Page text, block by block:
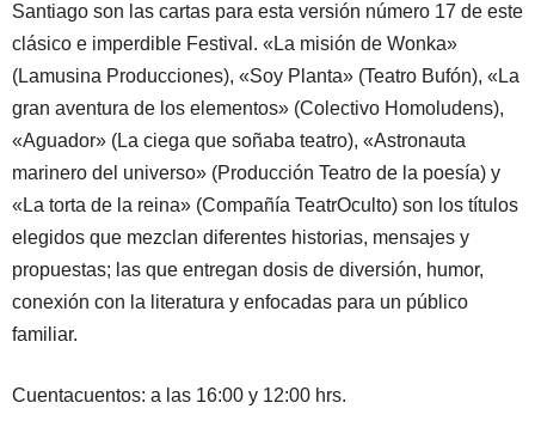
Santiago son las cartas para esta versión número 17 de este
clásico e imperdible Festival. «La misión de Wonka»
(Lamusina Producciones), «Soy Planta» (Teatro Bufón), «La
gran aventura de los elementos» (Colectivo Homoludens),
«Aguador» (La ciega que soñaba teatro), «Astronauta
marinero del universo» (Producción Teatro de la poesía) y
«La torta de la reina» (Compañía TeatrOculto) son los títulos
elegidos que mezclan diferentes historias, mensajes y
propuestas; las que entregan dosis de diversión, humor,
conexión con la literatura y enfocadas para un público
familiar.
Cuentacuentos: a las 16:00 y 12:00 hrs.